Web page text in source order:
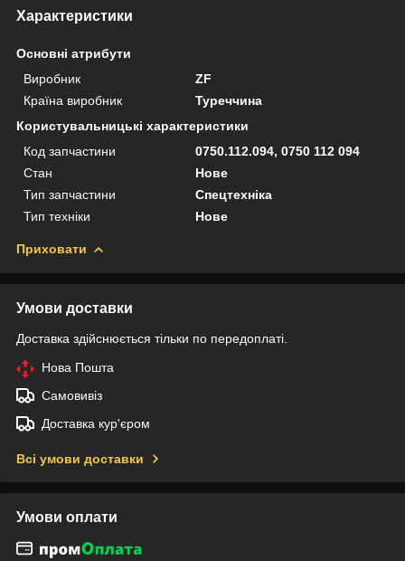
Характеристики
Основні атрибути
Виробник
ZF
Країна виробник
Туреччина
Користувальницькі характеристики
Код запчастини
0750.112.094, 0750 112 094
Стан
Нове
Тип запчастини
Спецтехніка
Тип техніки
Нове
Приховати
Умови доставки
Доставка здійснюється тільки по передоплаті.
Нова Пошта
Самовивіз
Доставка кур'єром
Всі умови доставки
Умови оплати